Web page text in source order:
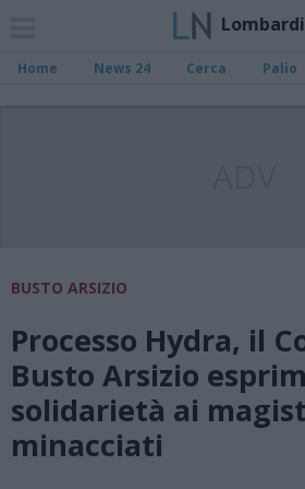
Home News 24 Cerca Palio
BUSTO ARSIZIO
Processo Hydra, il
Busto Arsizio
solidarietà ai
minacciati